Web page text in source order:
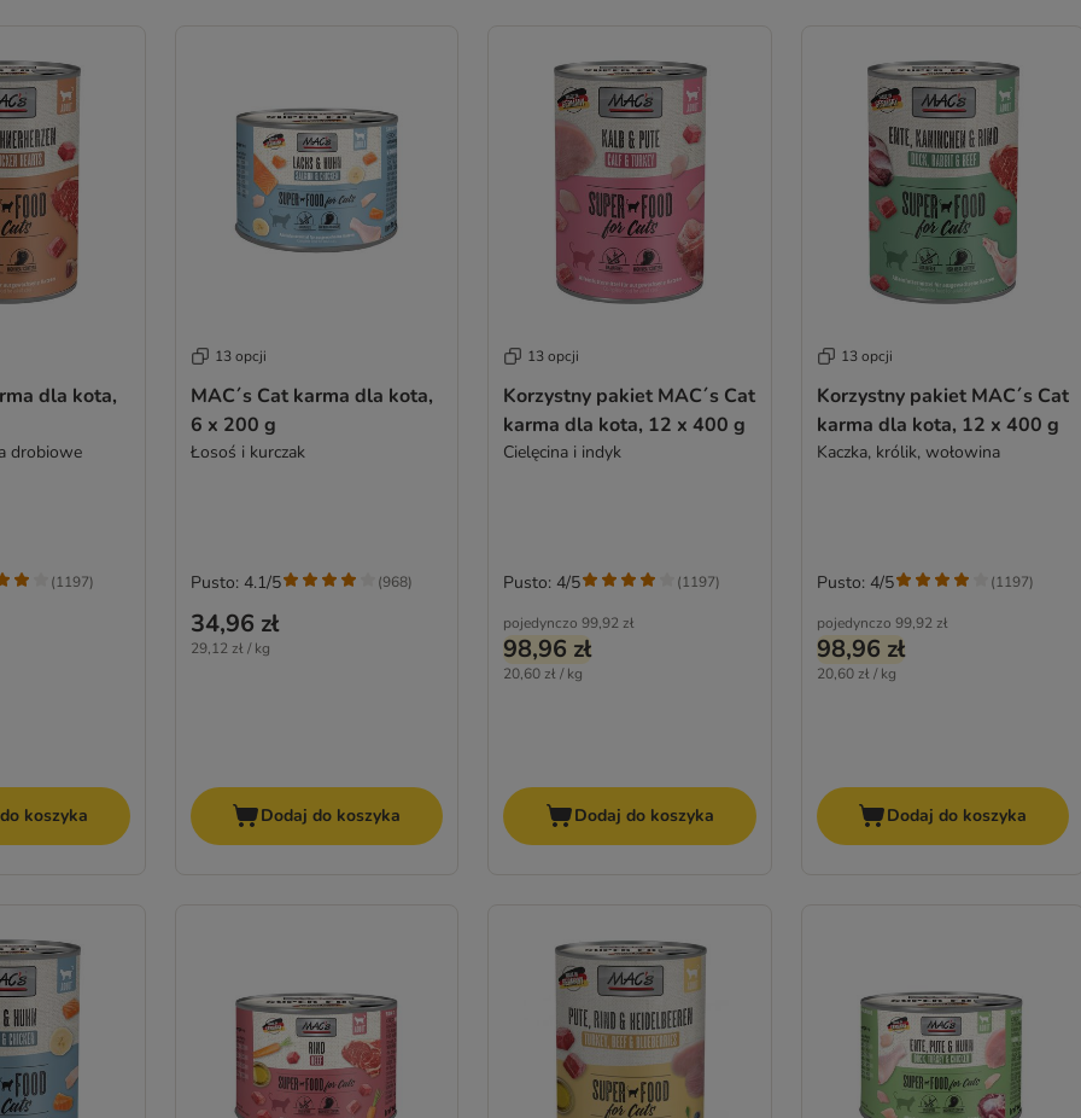
dla kota,
drobiowe
(1197)
koszyka
13 opcji
MAC´s Cat karma dla kota,
6 x 200 g
Łosoś i kurczak
34,96 zł
29,12 zł / kg
Pusto: 4.1/5 (968)
Dodaj do koszyka
13 opcji
Korzystny pakiet MAC´s Cat
karma dla kota, 12 x 400 g
Cielęcina i indyk
pojedynczo 99,92 zł
98,96 zł
20,60 zł / kg
Pusto: 4/5 (1197)
Dodaj do koszyka
13 opcji
Korzystny pakiet MAC´s Cat
karma dla kota, 12 x 400 g
Kaczka, królik, wołowina
pojedynczo 99,92 zł
98,96 zł
20,60 zł / kg
Pusto: 4/5 (1197)
Dodaj do koszyka